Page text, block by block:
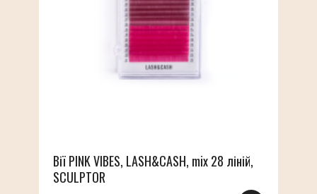
Вії PINK VIBES, LASH&CASH, mix 28 ліній,
SCULPTOR